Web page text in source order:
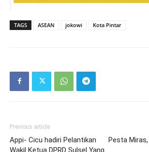
TAGS ASEAN jokowi Kota Pintar
Previous article
Appi- Cicu hadiri Pelantikan
Wakil Ketua DPRD Sulsel Yang
Pesta